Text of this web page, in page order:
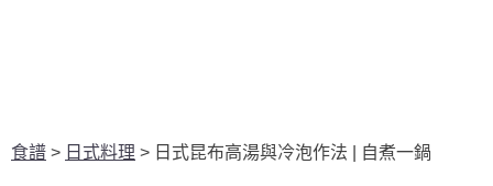
食譜 > 日式料理 > 日式昆布高湯與冷泡作法 | 自煮一鍋